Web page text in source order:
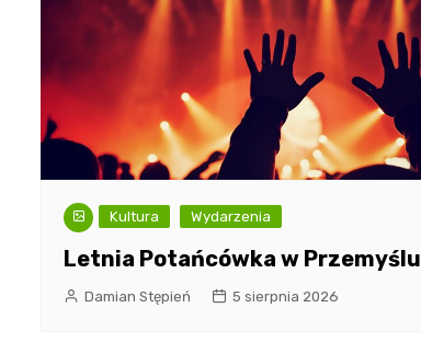
Kultura Wydarzenia
Letnia Potańcówka w Przemyślu
Damian Stępień 5 sierpnia 2026